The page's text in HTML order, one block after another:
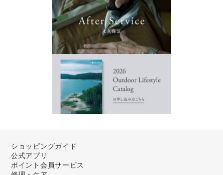
ショッピングガイド
公式アプリ
ポイント会員サービス